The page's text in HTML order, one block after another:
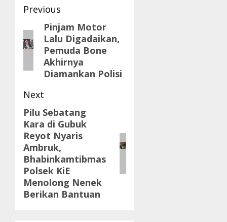
Post
navigation
Previous
Previous
post:
Pinjam Motor
Lalu Digadaikan,
Pemuda Bone
Akhirnya
Diamankan Polisi
Next
Next
post:
Pilu Sebatang
Kara di Gubuk
Reyot Nyaris
Ambruk,
Bhabinkamtibmas
Polsek KiE
Menolong Nenek
Berikan Bantuan